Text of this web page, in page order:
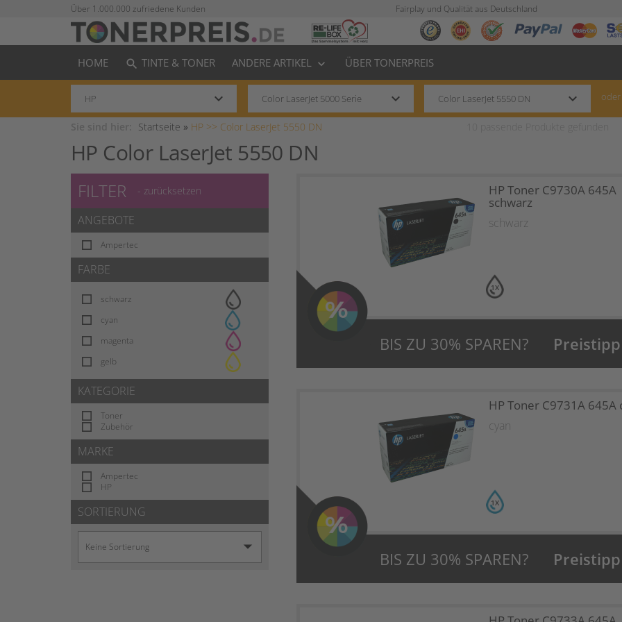
Über 1.000.000 zufriedene Kunden Fairplay und Qualität aus Deutschland
HOME search TINTE & TONER ANDERE ARTIKEL keyboard_arrow_down ÜBER TONERPREIS
keyboard_arrow_down keyboard_arrow_down keyboard_arrow_down oder
Startseite » HP >> Color LaserJet 5550 DN
HP Color LaserJet 5550 DN
FILTER - zurücksetzen
ANGEBOTE
Ampertec
FARBE
schwarz
cyan
magenta
gelb
KATEGORIE
Toner
Zubehör
MARKE
Ampertec
HP
SORTIERUNG
1X
HP Toner C9730A 645A
schwarz
schwarz
BIS ZU 30% SPAREN?
1X
HP Toner C9731A 645A
cyan
BIS ZU 30% SPAREN?